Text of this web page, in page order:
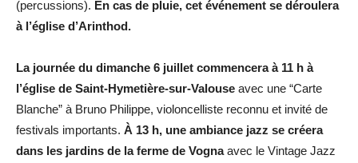
(percussions). En cas de pluie, cet événement se déroulera
à l’église d’Arinthod.
La journée du dimanche 6 juillet commencera à 11 h à
l’église de Saint-Hymetière-sur-Valouse avec une “Carte
Blanche” à Bruno Philippe, violoncelliste reconnu et invité de
festivals importants. À 13 h, une ambiance jazz se créera
dans les jardins de la ferme de Vognaavec le Vintage Jazz